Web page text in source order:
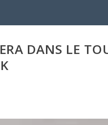
DANS LE